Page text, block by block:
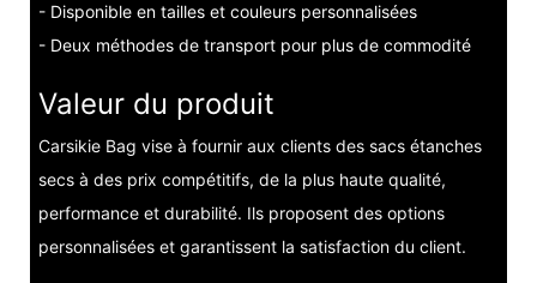
- Disponible en tailles et couleurs personnalisées
- Deux méthodes de transport pour plus de commodité
Valeur du produit
Carsikie Bag vise à fournir aux clients des sacs étanches
secs à des prix compétitifs, de la plus haute qualité,
performance et durabilité. Ils proposent des options
personnalisées et garantissent la satisfaction du client.